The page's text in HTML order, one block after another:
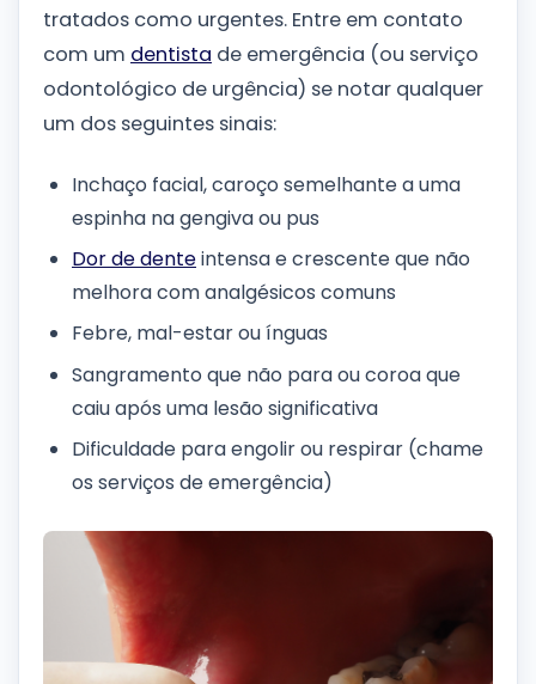
tratados como urgentes. Entre em contato
com um dentista de emergência (ou serviço
odontológico de urgência) se notar qualquer
um dos seguintes sinais:
Inchaço facial, caroço semelhante a uma
espinha na gengiva ou pus
Dor de denteintensa e crescente que não
melhora com analgésicos comuns
Febre, mal-estar ou ínguas
Sangramento que não para ou coroa que
caiu após uma lesão significativa
Dificuldade para engolir ou respirar (chame
os serviços de emergência)